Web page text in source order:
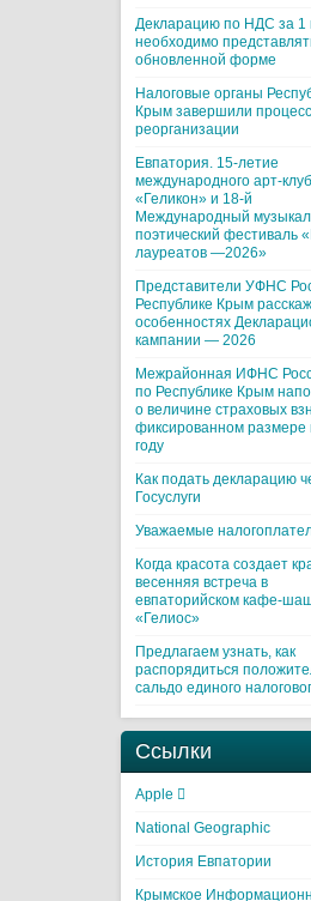
Декларацию по НДС за 1
необходимо
обновленной форме
Налоговые органы
Крым завершили процесс
реорганизации
Евпатория. 15-летие
международного арт-
«Геликон» и 18-й
Международный
поэтический фестиваль
лауреатов —2026»
Представители УФНС
Республике Крым
особенностях
кампании — 2026
Межрайонная ИФНС
по Республике Крым
о величине страховых
фиксированном размере
году
Как подать декларацию
Госуслуги
Уважаемые
Когда красота создает
весенняя встреча в
евпаторийском кафе-
«Гелиос»
Предлагаем узнать, как
распорядиться
сальдо единого
Ссылки
Apple 
National Geographic
История Евпатории
Крымское